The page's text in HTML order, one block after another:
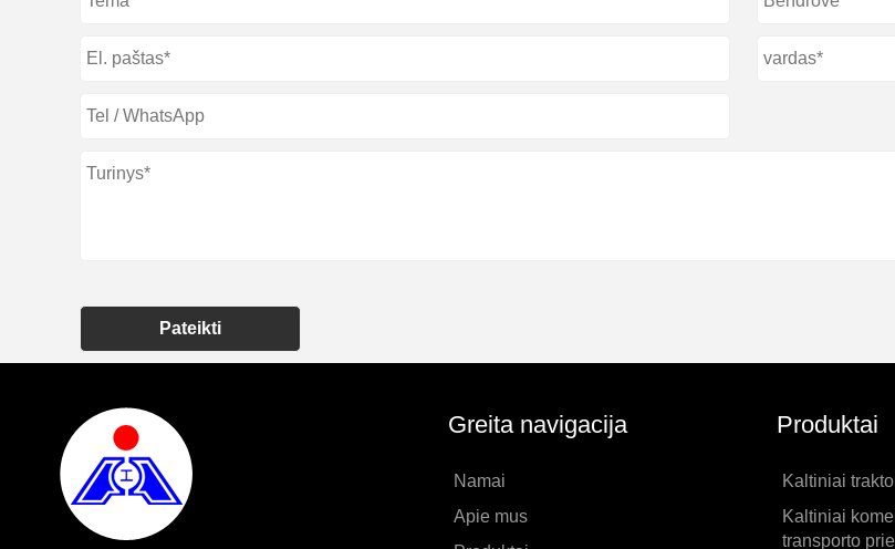
Pateikti
Greita navigacija
Namai
Apie mus
Produktai
Kaltiniai
Kaltiniai
transporto